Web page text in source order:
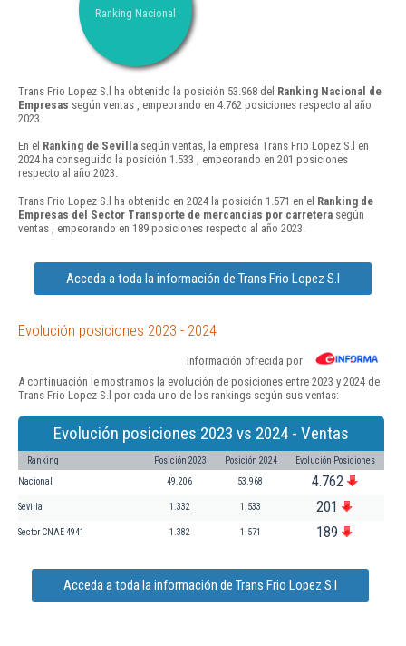
Ranking Nacional
Trans Frio Lopez S.l ha obtenido la posición 53.968 del Ranking Nacional de
Empresas según ventas , empeorando en 4.762 posiciones respecto al año
2023.
En el Ranking de Sevilla según ventas, la empresa Trans Frio Lopez S.l en
2024 ha conseguido la posición 1.533 , empeorando en 201 posiciones
respecto al año 2023.
Trans Frio Lopez S.l ha obtenido en 2024 la posición 1.571 en el Ranking de
Empresas del Sector Transporte de mercancías por carretera según
ventas , empeorando en 189 posiciones respecto al año 2023.
Acceda a toda la información de Trans Frio Lopez S.l
Evolución posiciones 2023 - 2024
Información ofrecida por
A continuación le mostramos la evolución de posiciones entre 2023 y 2024 de
Trans Frio Lopez S.l por cada uno de los rankings según sus ventas:
Evolución posiciones 2023 vs 2024 - Ventas
Ranking Posición 2023 Posición 2024 Evolución Posiciones
Nacional 49.206 53.968 4.762
Sevilla 1.332 1.533 201
Sector CNAE 4941 1.382 1.571 189
Acceda a toda la información de Trans Frio Lopez S.l